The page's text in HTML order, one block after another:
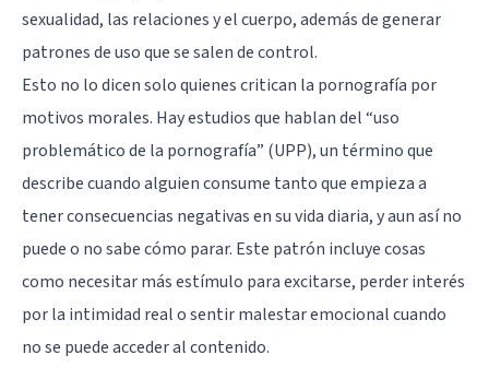
sexualidad, las relaciones y el cuerpo, además de generar
patrones de uso que se salen de control.
Esto no lo dicen solo quienes critican la pornografía por
motivos morales. Hay estudios que hablan del “uso
problemático de la pornografía” (UPP), un término que
describe cuando alguien consume tanto que empieza a
tener consecuencias negativas en su vida diaria, y aun así no
puede o no sabe cómo parar. Este patrón incluye cosas
como necesitar más estímulo para excitarse, perder interés
por la intimidad real o sentir malestar emocional cuando
no se puede acceder al contenido.